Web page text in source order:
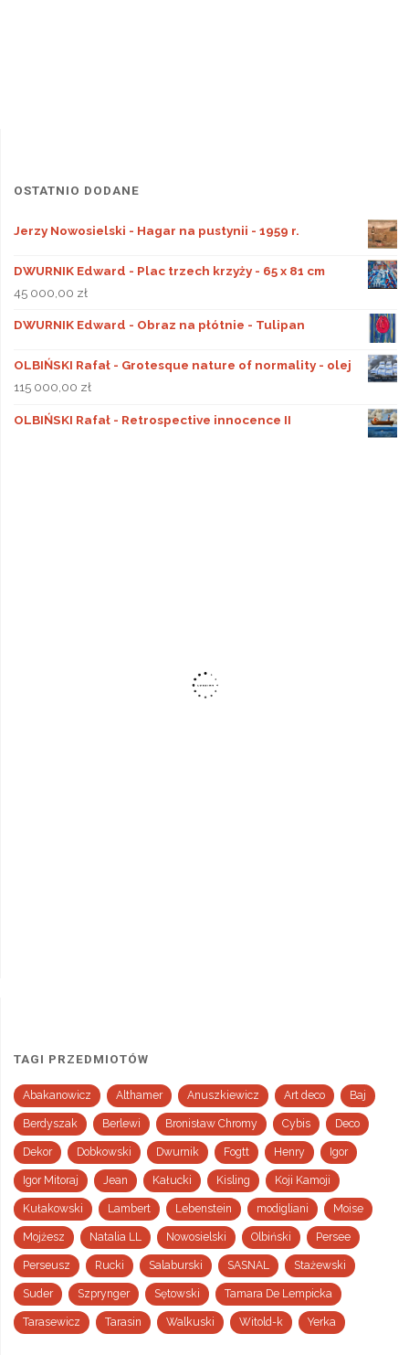
OSTATNIO DODANE
Jerzy Nowosielski - Hagar na pustynii - 1959 r.
DWURNIK Edward - Plac trzech krzyży - 65 x 81 cm
45 000,00 zł
DWURNIK Edward - Obraz na płótnie - Tulipan
OLBIŃSKI Rafał - Grotesque nature of normality - olej
115 000,00 zł
OLBIŃSKI Rafał - Retrospective innocence II
TAGI PRZEDMIOTÓW
Abakanowicz Althamer Anuszkiewicz Art deco Baj
Berdyszak Berlewi Bronisław Chromy Cybis Deco
Dekor Dobkowski Dwurnik Fogtt Henry Igor
Igor Mitoraj Jean Kałucki Kisling Koji Kamoji
Kułakowski Lambert Lebenstein modigliani Moise
Mojżesz Natalia LL Nowosielski Olbiński Persee
Perseusz Rucki Salaburski SASNAL Stażewski
Suder Szprynger Sętowski Tamara De Lempicka
Tarasewicz Tarasin Walkuski Witold-k Yerka